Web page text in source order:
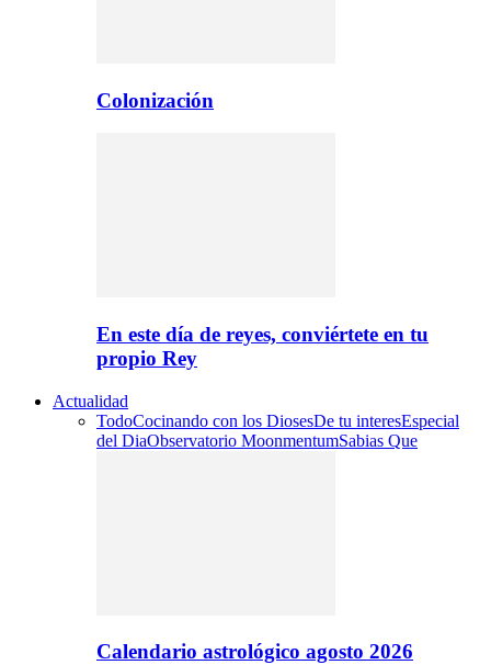
Colonización
En este día de reyes, conviértete en tu
propio Rey
Actualidad
TodoCocinando con los DiosesDe tu interesEspecial
del DiaObservatorio MoonmentumSabias Que
Calendario astrológico agosto 2026